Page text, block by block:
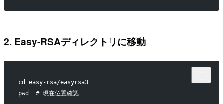
2. Easy-RSAディレクトリに移動
cd easy-rsa/easyrsa3
pwd  # 現在位置確認